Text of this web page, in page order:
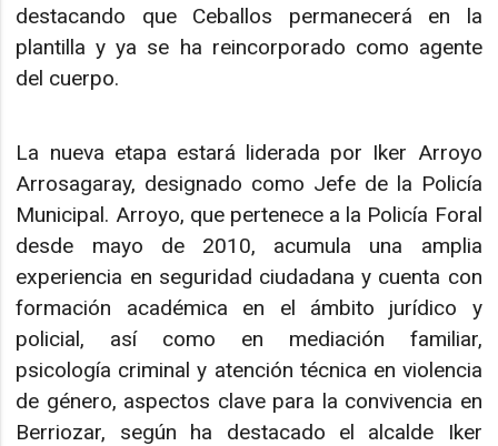
destacando que Ceballos permanecerá en la
plantilla y ya se ha reincorporado como agente
del cuerpo.
La nueva etapa estará liderada por Iker Arroyo
Arrosagaray, designado como Jefe de la Policía
Municipal. Arroyo, que pertenece a la Policía Foral
desde mayo de 2010, acumula una amplia
experiencia en seguridad ciudadana y cuenta con
formación académica en el ámbito jurídico y
policial, así como en mediación familiar,
psicología criminal y atención técnica en violencia
de género, aspectos clave para la convivencia en
Berriozar, según ha destacado el alcalde Iker